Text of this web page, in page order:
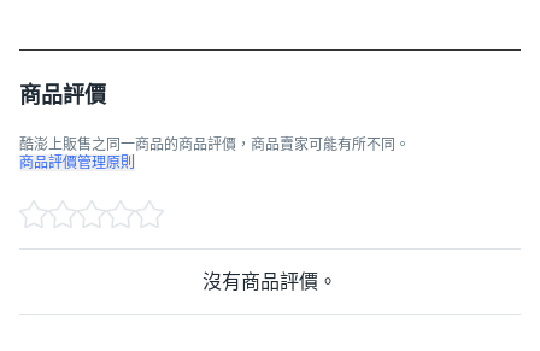
商品評價
酷澎上販售之同一商品的商品評價，商品賣家可能有所不同。
商品評價管理原則
沒有商品評價。